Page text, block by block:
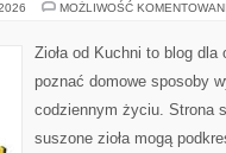
MOŻLIWOŚĆ
Zioła od Kuchni to blog
poznać domowe sposoby
codziennym życiu. Strona
suszone zioła mogą